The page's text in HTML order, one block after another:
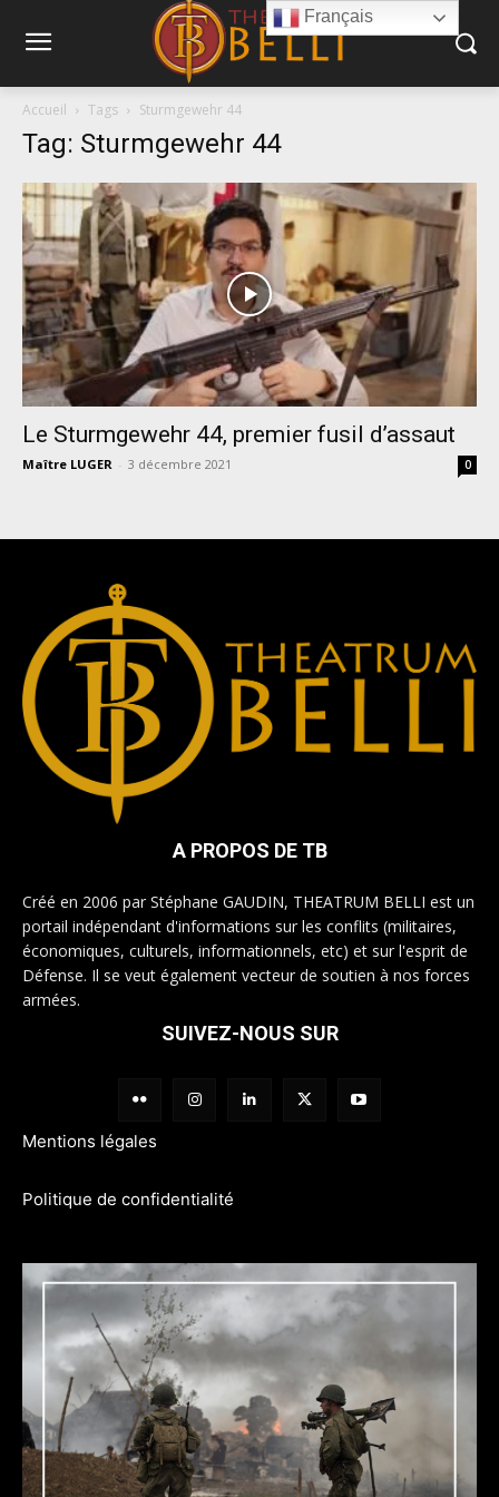
Accueil Tags Sturmgewehr 44
Tag: Sturmgewehr 44
Le Sturmgewehr 44, premier fusil d’assaut
Maître LUGER - 3 décembre 2021 0
A PROPOS DE TB
Créé en 2006 par Stéphane GAUDIN, THEATRUM BELLI est un
portail indépendant d'informations sur les conflits (militaires,
économiques, culturels, informationnels, etc) et sur l'esprit de
Défense. Il se veut également vecteur de soutien à nos forces
armées.
SUIVEZ-NOUS SUR
Mentions légales
Politique de confidentialité
Français